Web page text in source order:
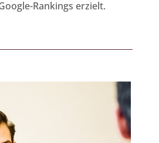
Rankings erzielt.